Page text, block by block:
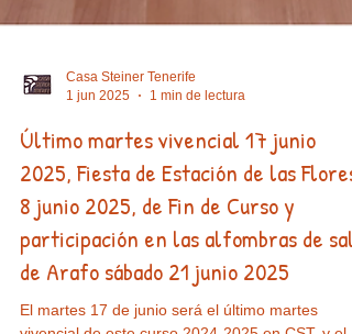
1 jun 2025
1 min de lectura
Último martes vivencial 17 junio
2025, Fiesta de Estación de las Flores
8 junio 2025, de Fin de Curso y
participación en las alfombras de sal